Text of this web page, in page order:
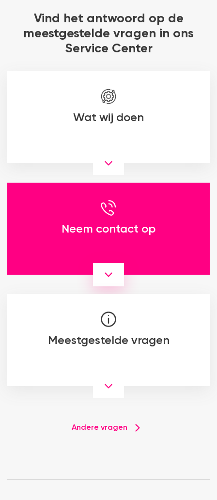
Vind het antwoord op de
meestgestelde vragen in ons
Service Center
Wat wij doen
Neem contact op
Meestgestelde vragen
Andere vragen